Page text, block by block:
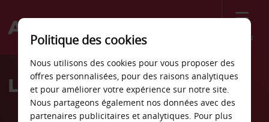
Menu
Welcome
AvisLocation de voiture Tchad
Politique des cookies
Nous utilisons des cookies pour vous proposer des
offres personnalisées, pour des raisons analytiques
et pour améliorer votre expérience sur notre site.
Nous partageons également nos données avec des
partenaires publicitaires et analytiques. Pour plus